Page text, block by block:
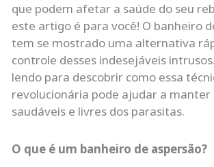
que podem afetar a saúde do seu
este artigo é para você! O banheiro
tem se mostrado uma alternativa
controle desses indesejáveis
lendo para descobrir como essa
revolucionária pode ajudar a manter
saudáveis e livres dos parasitas.
O que é um banheiro de aspersão?